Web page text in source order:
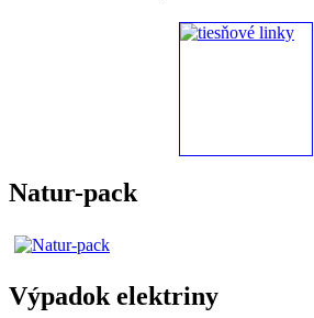
Natur-pack
Výpadok elektriny